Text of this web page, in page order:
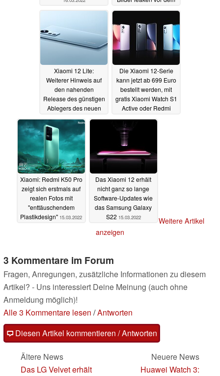
Launch16.03.2022
Xiaomi 12 Lite:
Weiterer Hinweis auf
den nahenden
Release des günstigen
Ablegers des neuen
Xiaomi 1215.03.2022
Die Xiaomi 12-Serie
kann jetzt ab 699 Euro
bestellt werden, mit
gratis Xiaomi Watch S1
Active oder Redmi
Watch 2 Lite15.03.2022
Xiaomi: Redmi K50 Pro
zeigt sich erstmals auf
realen Fotos mit
"enttäuschendem
Plastikdesign" 15.03.2022
Das Xiaomi 12 erhält
nicht ganz so lange
Software-Updates wie
das Samsung Galaxy
S22 15.03.2022
Weitere Artikel
anzeigen
3 Kommentare im Forum
Fragen, Anregungen, zusätzliche Informationen zu diesem
Artikel? - Uns interessiert Deine Meinung (auch ohne
Anmeldung möglich)!
Alle 3 Kommentare lesen /Antworten
Diesen Artikel kommentieren / Antworten
Ältere News
Das LG Velvet erhält
Neuere News
Huawei Watch 3: